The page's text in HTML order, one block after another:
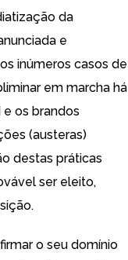
da
e
inúmeros casos de
em marcha há
os brandos
(austeras)
destas práticas
ser eleito,
o seu domínio